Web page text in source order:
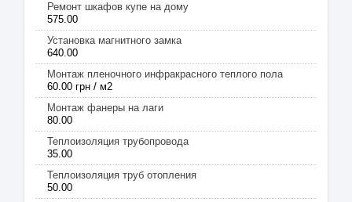
Ремонт шкафов купе на дому
575.00
Установка магнитного замка
640.00
Монтаж пленочного инфракрасного теплого пола
60.00 грн / м2
Монтаж фанеры на лаги
80.00
Теплоизоляция трубопровода
35.00
Теплоизоляция труб отопления
50.00